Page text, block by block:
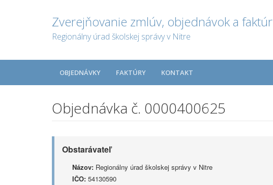
Zverejňovanie zmlúv, objednávok a faktúr
Regionálny úrad školskej správy v Nitre
OBJEDNÁVKY FAKTÚRY KONTAKT
Objednávka č. 0000400625
Obstarávateľ
Názov: Regionálny úrad školskej správy v Nitre
IČO: 54130590